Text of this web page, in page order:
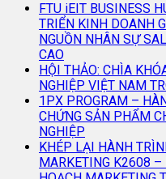
FTU iEIT BUSINESS
TRIỂN KINH DOANH
NGUỒN NHÂN SỰ
CAO
HỘI THẢO: CHÌA
NGHIỆP VIỆT NAM
1PX PROGRAM –
CHỨNG SẢN PHẨM
NGHIỆP
KHÉP LẠI HÀNH
MARKETING K2608 –